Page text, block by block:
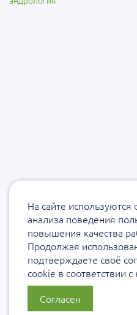
На сайте
анализа поведения
повышения качества
Продолжая
подтверждаете своё
cookie в соответствии
Согласен